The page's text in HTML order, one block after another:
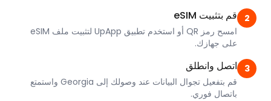
2 قم بتثبيت eSIM
امسح رمز QR أو استخدم تطبيق UpApp لتثبيت ملف eSIM
على جهازك.
3 اتصل وانطلق
قم بتفعيل تجوال البيانات عند وصولك إلى Georgia واستمتع
باتصال فوري.